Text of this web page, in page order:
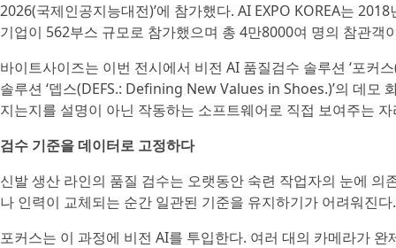
2026(국제인공지능대전)’에 참가했다. AI EXPO KOREA는
기업이 562부스 규모로 참가했으며 총 4만8000여 명의 참관객
바이트사이즈는 이번 전시에서 비전 AI 품질검수 솔루션 ‘포
솔루션 ‘뎁스(DEFS.: Defining New Values in Shoes.)’의 데
지는지를 설명이 아닌 작동하는 소프트웨어로 직접 보여주는
검수 기준을 데이터로 고정하다
신발 생산 라인의 품질 검수는 오랫동안 숙련 작업자의 눈에
나 인력이 교체되는 순간 일관된 기준을 유지하기가 어려워진
포커스는 이 과정에 비전 AI를 투입한다. 여러 대의 카메라가